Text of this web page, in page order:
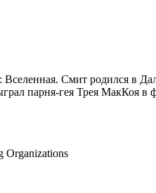
Смит родился в
парня-гея Трея МакКоя в
Organizations